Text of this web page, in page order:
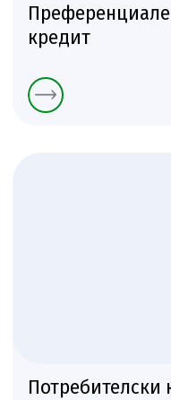
кредит
Потребителски